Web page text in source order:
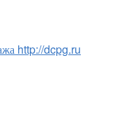
http://dcpg.ru